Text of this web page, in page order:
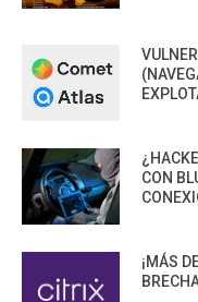
CON
¡MÁS